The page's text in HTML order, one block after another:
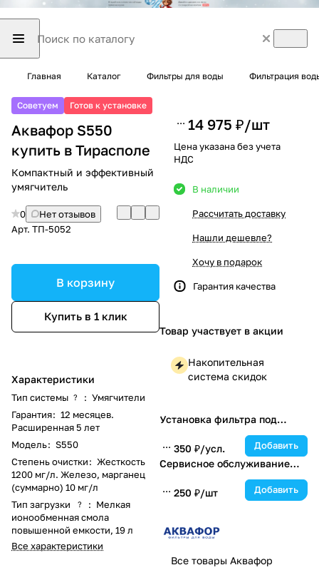
Главная Каталог Фильтры для воды Фильтрация
Советуем Готов к установке
Аквафор S550
купить в Тирасполе
Компактный и эффективный
умягчитель
0
Нет отзывов
Арт. ТП-5052
В корзину
Купить в 1 клик
Характеристики
Тип системы ? : Умягчители
Гарантия: 12 месяцев.
Расширенная 5 лет
Модель: S550
Степень очистки: Жесткость
1200 мг/л. Железо, марганец
(суммарно) 10 мг/л
Тип загрузки
? : Мелкая
ионообменная смола
повышенной емкости, 19 л
Все характеристики
14 975 ₽/шт
Цена указана без учета
НДС
В наличии
Рассчитать доставку
Нашли дешевле?
Хочу в подарок
Гарантия качества
Товар участвует в акции
Накопительная
система скидок
Установка фильтра под
350 ₽/усл. Добавить
Сервисное обслуживание
каждые 6 месяцев
250 ₽/шт Добавить
Все товары Аквафор